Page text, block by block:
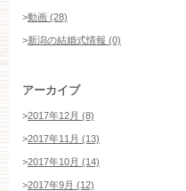
>動画 (28)
>新潟の結婚式情報 (0)
アーカイブ
>2017年12月 (8)
>2017年11月 (13)
>2017年10月 (14)
>2017年9月 (12)